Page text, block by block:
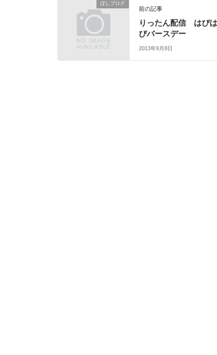
ぽしブログ
前の記事
りったん配信 はぴは
ぴバースデー
2013年9月8日